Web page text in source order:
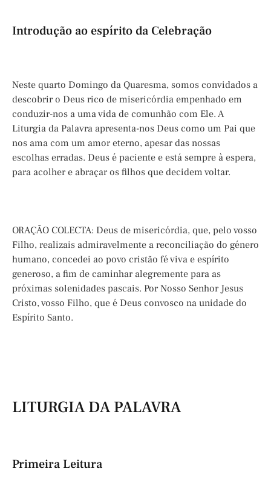
Introdução ao espírito da Celebração
Neste quarto Domingo da Quaresma, somos convidados a
descobrir o Deus rico de misericórdia empenhado em
conduzir-nos a uma vida de comunhão com Ele. A
Liturgia da Palavra apresenta-nos Deus como um Pai que
nos ama com um amor eterno, apesar das nossas
escolhas erradas. Deus é paciente e está sempre à espera,
para acolher e abraçar os filhos que decidem voltar.
ORAÇÃO COLECTA: Deus de misericórdia, que, pelo vosso
Filho, realizais admiravelmente a reconciliação do género
humano, concedei ao povo cristão fé viva e espírito
generoso, a fim de caminhar alegremente para as
próximas solenidades pascais. Por Nosso Senhor Jesus
Cristo, vosso Filho, que é Deus convosco na unidade do
Espírito Santo.
LITURGIA DA PALAVRA
Primeira Leitura